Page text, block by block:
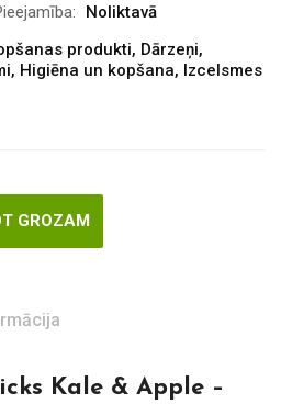
Noliktavā
produkti, Dārzeņi,
, Higiēna un kopšana, Izcelsmes
GROZAM
Kale & Apple –